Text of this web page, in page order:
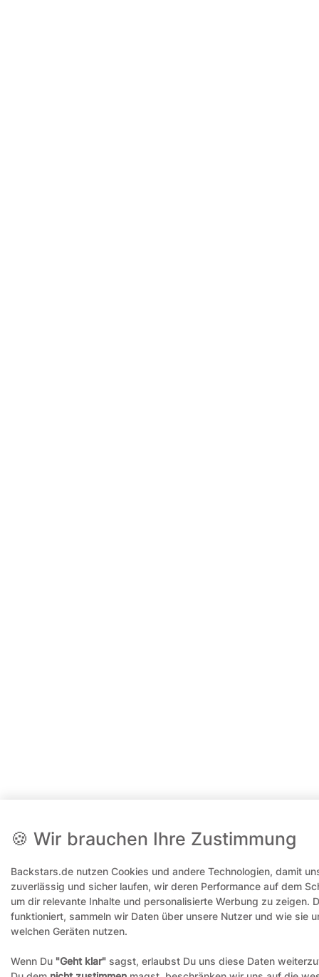
🍪 Wir brauchen Ihre Zustimmung
Backstars.de nutzen Cookies und andere Technologien, damit
zuverlässig und sicher laufen, wir deren Performance auf dem
um dir relevante Inhalte und personalisierte Werbung zu zeigen.
funktioniert, sammeln wir Daten über unsere Nutzer und wie sie
welchen Geräten nutzen.
Wenn Du "Geht klar" sagst, erlaubst Du uns diese Daten